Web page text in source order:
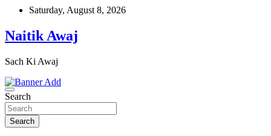
Skip
content
Saturday, August 8, 2026
Naitik Awaj
Sach Ki Awaj
Search
Search